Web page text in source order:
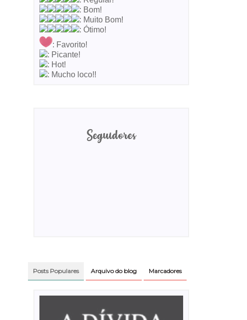
: Bom!
: Muito Bom!
: Ótimo!
: Favorito!
: Picante!
: Hot!
: Mucho loco!!
Seguidores
Posts Populares Arquivo do blog Marcadores